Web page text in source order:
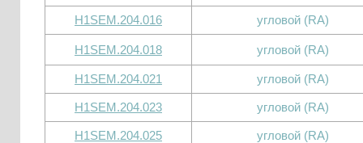
H1SEM.204.016 угловой (RA)
H1SEM.204.018 угловой (RA)
H1SEM.204.021 угловой (RA)
H1SEM.204.023 угловой (RA)
H1SEM.204.025 угловой (RA)